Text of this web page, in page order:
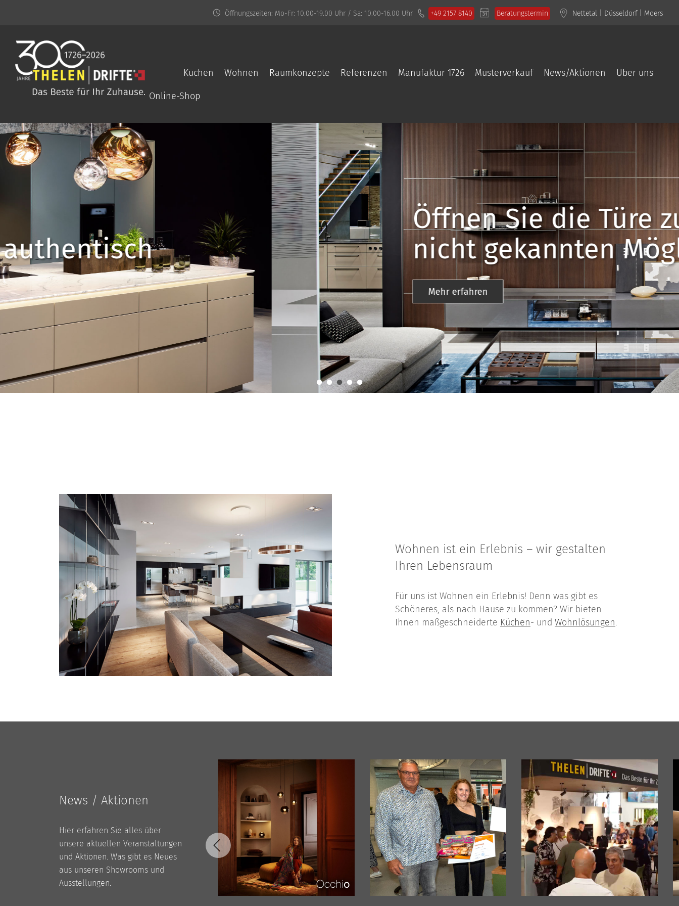
Öffnungszeiten: Mo-Fr: 10.00-19.00 Uhr / Sa: 10.00-16.00 Uhr +49 2157 8140 Beratungstermin Nettetal Düsseldorf| Moers
Küchen Wohnen Raumkonzepte Referenzen Manufaktur 1726 Musterverkauf News/Aktionen Über uns
Online-Shop
Öffnen Sie die Türe zu
nicht gekannten Möglichkeiten
Mehr erfahren
Wohnen ist ein Erlebnis – wir gestalten
Ihren Lebensraum
Für uns ist Wohnen ein Erlebnis! Denn was gibt es
Schöneres, als nach Hause zu kommen? Wir bieten
Ihnen maßgeschneiderte Küchen- und Wohnlösungen.
News / Aktionen
Hier erfahren Sie alles über
unsere aktuellen Veranstaltungen
und Aktionen. Was gibt es Neues
aus unseren Showrooms und
Ausstellungen.